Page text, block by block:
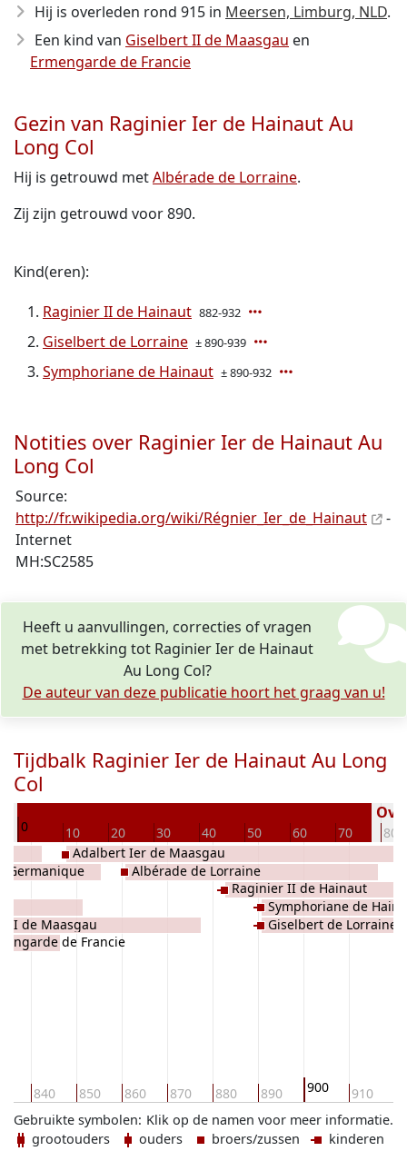
Hij is overleden rond 915 in Meersen, Limburg, NLD.
Een kind van Giselbert II de Maasgau en
Ermengarde de Francie
Gezin van Raginier Ier de Hainaut Au
Long Col
Hij is getrouwd metAlbérade de Lorraine.
Zij zijn getrouwd voor 890.
Kind(eren):
Raginier II de Hainaut 882-932
Giselbert de Lorraine ± 890-939
Symphoriane de Hainaut ± 890-932
Notities over Raginier Ier de Hainaut Au
Long Col
Source:
http://fr.wikipedia.org/wiki/Régnier_Ier_de_Hainaut
-
Internet
MH:SC2585
Heeft u aanvullingen, correcties of vragen
met betrekking tot Raginier Ier de Hainaut
Au Long Col?
De auteur van deze publicatie hoort het graag van u!
Tijdbalk Raginier Ier de Hainaut Au Long
Col
0 10 20 30 40 50 60 70 80
840 850 860 870 880 890 900 910
Germanique
II de Maasgau
de Francie
Adalbert Ier de Maasgau
Albérade de Lorraine
Raginier II de Hainaut
Symphoriane de
Giselbert de Lorraine
Klik op de namen voor meer informatie.
Gebruikte symbolen:
grootouders
ouders broers/zussen kinderen